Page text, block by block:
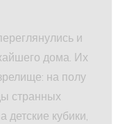
и
дома. Их
на полу
странных
детские кубики,